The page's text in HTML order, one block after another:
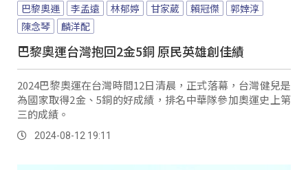
巴黎奧運
李孟遠 林郁婷 甘家葳 賴冠傑
郭婞淳
陳念琴
麟洋配
巴黎奧運台灣抱回2金5銅 原民英雄創佳績
2024巴黎奧運在台灣時間12日清晨，正式落幕，台灣健兒是
為國家取得2金、5銅的好成績，排名中華隊參加奧運史上第
三的成績。
2024-08-12 19:11